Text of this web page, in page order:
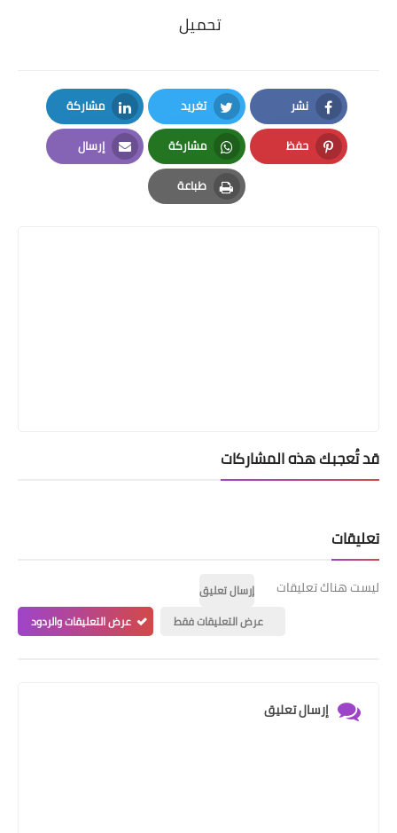
تحميل
نشر
Facebook
تغريد
Twitter
مشاركة
LinkedIn
حفظ
Pinterest
مشاركة
Whatsapp
إرسال
Email
طباعة
Print
قد تُعجبك هذه المشاركات
تعليقات
ليست هناك تعليقات
إرسال تعليق
عرض التعليقات فقط
عرض التعليقات والردود
إرسال تعليق